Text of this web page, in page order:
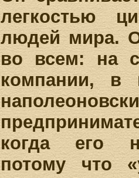
легкостью
людей мира.
во всем: на
компании, в
когда его
потому что